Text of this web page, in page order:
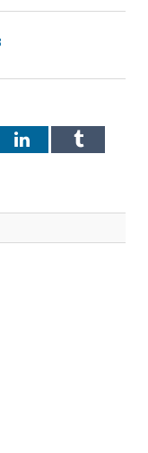
LinkedInTumblr